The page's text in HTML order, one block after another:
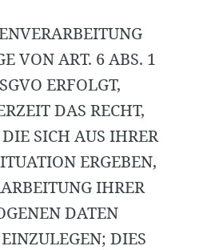
VON ART. 6 ABS. 1
ERFOLGT,
DAS RECHT,
SICH AUS IHRER
ERGEBEN,
IHRER
DATEN
DIES